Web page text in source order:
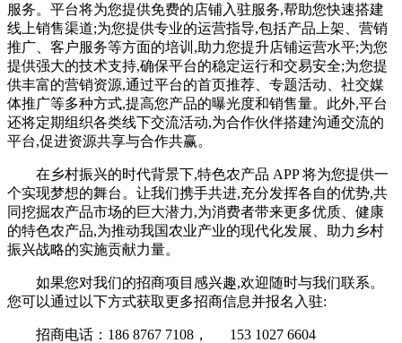
服务。平台将为您提供免费的店铺入驻服务,帮助您快速搭建
线上销售渠道;为您提供专业的运营指导,包括产品上架、营销
推广、客户服务等方面的培训,助力您提升店铺运营水平;为您
提供强大的技术支持,确保平台的稳定运行和交易安全;为您提
供丰富的营销资源,通过平台的首页推荐、专题活动、社交媒
体推广等多种方式,提高您产品的曝光度和销售量。此外,平台
还将定期组织各类线下交流活动,为合作伙伴搭建沟通交流的
平台,促进资源共享与合作共赢。
在乡村振兴的时代背景下,特色农产品 APP 将为您提供一
个实现梦想的舞台。让我们携手共进,充分发挥各自的优势,共
同挖掘农产品市场的巨大潜力,为消费者带来更多优质、健康
的特色农产品,为推动我国农业产业的现代化发展、助力乡村
振兴战略的实施贡献力量。
如果您对我们的招商项目感兴趣,欢迎随时与我们联系。
您可以通过以下方式获取更多招商信息并报名入驻:
招商电话：186 8767 7108， 153 1027 6604